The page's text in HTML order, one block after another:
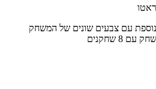
עם צבעים שונים של המשחק
8 שחקנים